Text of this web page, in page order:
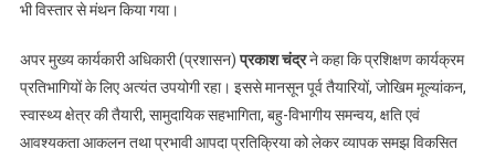
भी विस्तार से मंथन किया गया।
अपर मुख्य कार्यकारी अधिकारी (प्रशासन)प्रकाश चंद्रने कहा कि प्रशिक्षण कार्यक्रम
प्रतिभागियों के लिए अत्यंत उपयोगी रहा। इससे मानसून पूर्व तैयारियों, जोखिम मूल्यांकन,
स्वास्थ्य क्षेत्र की तैयारी, सामुदायिक सहभागिता, बहु-विभागीय समन्वय, क्षति एवं
आवश्यकता आकलन तथा प्रभावी आपदा प्रतिक्रिया को लेकर व्यापक समझ विकसित